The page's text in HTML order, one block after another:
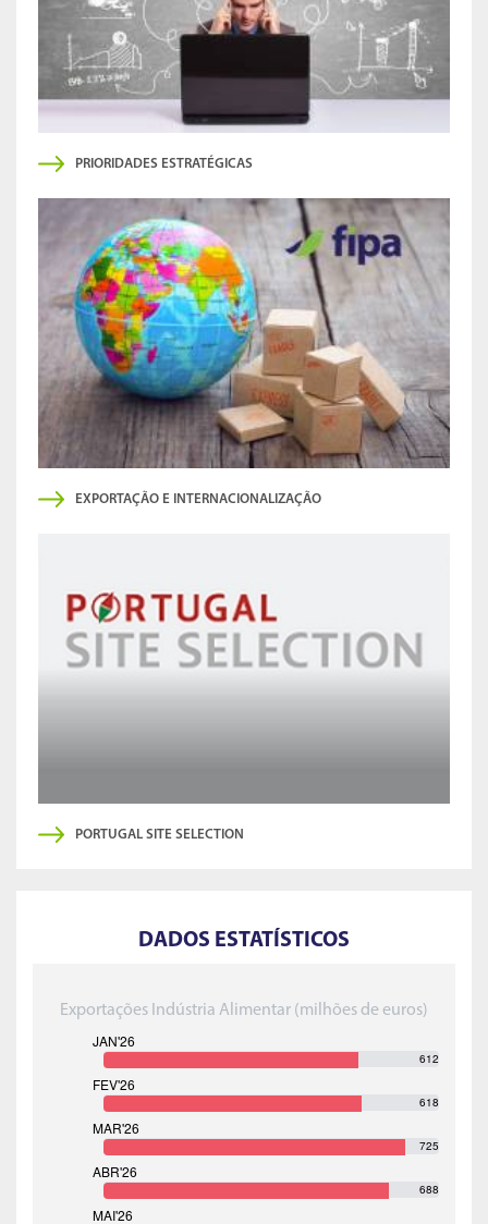
PRIORIDADES ESTRATÉGICAS
EXPORTAÇÃO E INTERNACIONALIZAÇÃO
PORTUGAL SITE SELECTION
DADOS ESTATÍSTICOS
Exportações Indústria Alimentar (milhões de euros)
612
618
725
688